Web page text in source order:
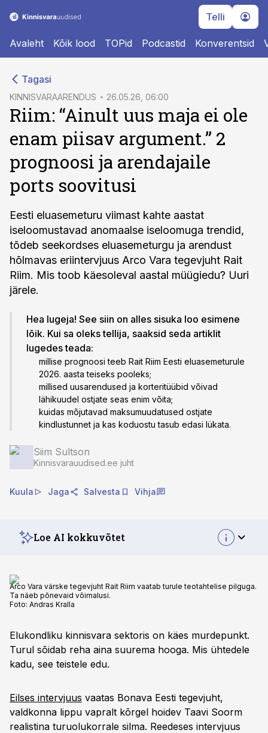
Telli
Avaleht Kõik lood TOPid Podcastid Konverentsid
Tagasi
KINNISVARAARENDUS 26.05.26, 06:00
Riim: “Ainult uus maja ei ole
enam piisav argument.” 2
prognoosi ja arendajaile
ports soovitusi
Eesti eluasemeturu viimast kahte aastat
iseloomustavad anomaalse iseloomuga trendid,
tõdeb seekordses eluasemeturgu ja arendust
hõlmavas eriintervjuus Arco Vara tegevjuht Rait
Riim. Mis toob käesoleval aastal müügiedu? Uuri
järele.
Hea lugeja! See siin on alles sisuka loo esimene
lõik. Kui sa oleks tellija, saaksid seda artiklit
lugedes teada:
millise prognoosi teeb Rait Riim Eesti eluasemeturule
2026. aasta teiseks pooleks;
millised uusarendused ja korteritüübid võivad
lähikuudel ostjate seas enim võita;
kuidas mõjutavad maksumuudatused ostjate
kindlustunnet ja kas koduostu tasub edasi lükata.
Siim Sultson
Kinnisvarauudised.ee juht
Kuula Jaga Salvesta Vihja
Loe AI kokkuvõtet
Arco Vara värske tegevjuht Rait Riim vaatab turule teotahtelise pilguga.
Ta näeb põnevaid võimalusi.
Foto: Andras Kralla
Elukondliku kinnisvara sektoris on käes murdepunkt.
Turul sõidab reha aina suurema hooga. Mis ühtedele
kadu, see teistele edu.
Eilses intervjuus vaatas Bonava Eesti tegevjuht,
valdkonna lippu vapralt kõrgel hoidev Taavi Soorm
realistina turuolukorrale silma. Reedeses intervjuus